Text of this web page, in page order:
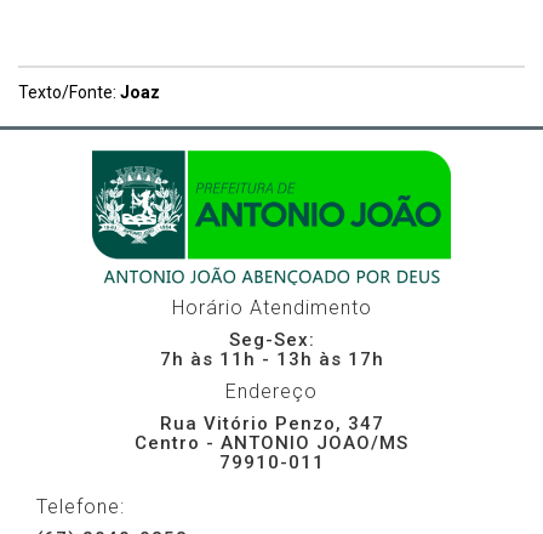
Texto/Fonte: Joaz
Horário Atendimento
Seg-Sex:
7h às 11h - 13h às 17h
Endereço
Rua Vitório Penzo, 347
Centro - ANTONIO JOAO/MS
79910-011
Telefone: